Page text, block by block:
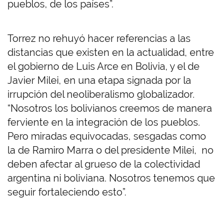
pueblos, de los países”.
Torrez no rehuyó hacer referencias a las
distancias que existen en la actualidad, entre
el gobierno de Luis Arce en Bolivia, y el de
Javier Milei, en una etapa signada por la
irrupción del neoliberalismo globalizador.
“Nosotros los bolivianos creemos de manera
ferviente en la integración de los pueblos.
Pero miradas equivocadas, sesgadas como
la de Ramiro Marra o del presidente Milei, no
deben afectar al grueso de la colectividad
argentina ni boliviana. Nosotros tenemos que
seguir fortaleciendo esto”.